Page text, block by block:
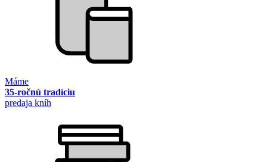
Máme
35-ročnú tradíciu
predaja kníh